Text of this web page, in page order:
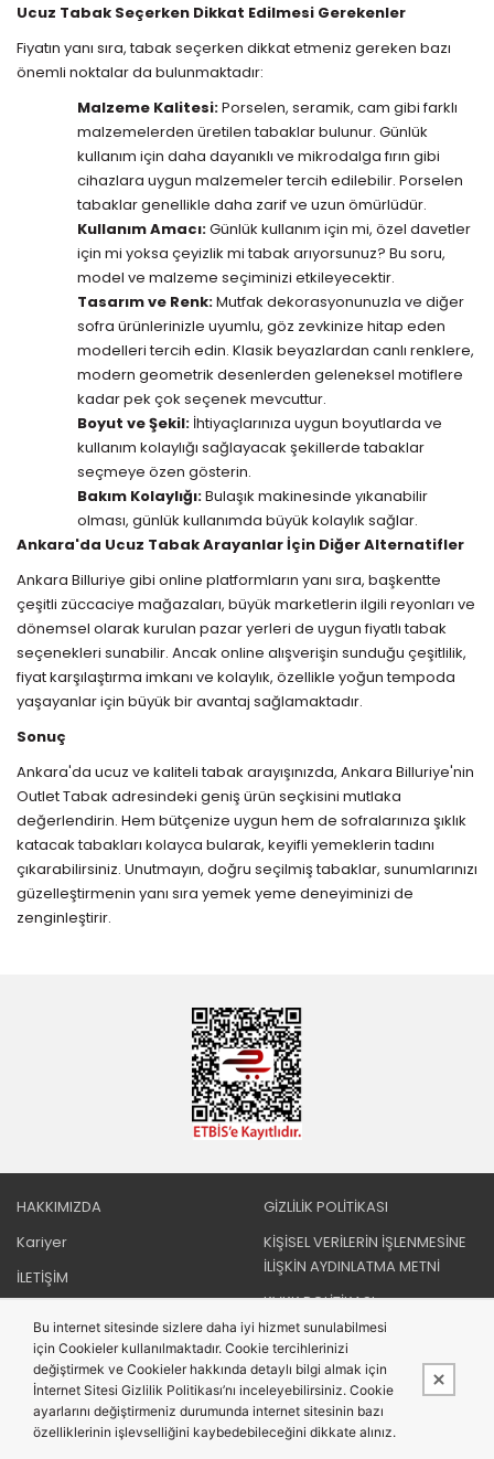
Ucuz Tabak Seçerken Dikkat Edilmesi Gerekenler
Fiyatın yanı sıra, tabak seçerken dikkat etmeniz gereken bazı
önemli noktalar da bulunmaktadır:
Malzeme Kalitesi:Porselen, seramik, cam gibi farklı
malzemelerden üretilen tabaklar bulunur. Günlük
kullanım için daha dayanıklı ve mikrodalga fırın gibi
cihazlara uygun malzemeler tercih edilebilir. Porselen
tabaklar genellikle daha zarif ve uzun ömürlüdür.
Kullanım Amacı:Günlük kullanım için mi, özel davetler
için mi yoksa çeyizlik mi tabak arıyorsunuz? Bu soru,
model ve malzeme seçiminizi etkileyecektir.
Tasarım ve Renk:Mutfak dekorasyonunuzla ve diğer
sofra ürünlerinizle uyumlu, göz zevkinize hitap eden
modelleri tercih edin. Klasik beyazlardan canlı renklere,
modern geometrik desenlerden geleneksel motiflere
kadar pek çok seçenek mevcuttur.
Boyut ve Şekil: İhtiyaçlarınıza uygun boyutlarda ve
kullanım kolaylığı sağlayacak şekillerde tabaklar
seçmeye özen gösterin.
Bakım Kolaylığı:Bulaşık makinesinde yıkanabilir
olması, günlük kullanımda büyük kolaylık sağlar.
Ankara'da Ucuz Tabak Arayanlar İçin Diğer Alternatifler
Ankara Billuriye gibi online platformların yanı sıra, başkentte
çeşitli züccaciye mağazaları, büyük marketlerin ilgili reyonları ve
dönemsel olarak kurulan pazar yerleri de uygun fiyatlı tabak
seçenekleri sunabilir. Ancak online alışverişin sunduğu çeşitlilik,
fiyat karşılaştırma imkanı ve kolaylık, özellikle yoğun tempoda
yaşayanlar için büyük bir avantaj sağlamaktadır.
Sonuç
Ankara'da ucuz ve kaliteli tabak arayışınızda, Ankara Billuriye'nin
Outlet Tabak adresindeki geniş ürün seçkisini mutlaka
değerlendirin. Hem bütçenize uygun hem de sofralarınıza şıklık
katacak tabakları kolayca bularak, keyifli yemeklerin tadını
çıkarabilirsiniz. Unutmayın, doğru seçilmiş tabaklar, sunumlarınızı
güzelleştirmenin yanı sıra yemek yeme deneyiminizi de
zenginleştirir.
HAKKIMIZDA
Kariyer
İLETİŞİM
ELEKTRONİK İLETİ İZNİ
GİZLİLİK POLİTİKASI
KİŞİSEL VERİLERİN İŞLENMESİNE
İLİŞKİN AYDINLATMA METNİ
KVKK POLİTİKASI
MESAFELİ SATIŞ SÖZLEŞMESİ VE
İADE İPTAL KOŞULLARI
Blog
Bu internet sitesinde sizlere daha iyi hizmet sunulabilmesi
için Cookieler kullanılmaktadır. Cookie tercihlerinizi
değiştirmek ve Cookieler hakkında detaylı bilgi almak için
İnternet Sitesi Gizlilik Politikası’nı inceleyebilirsiniz. Cookie
ayarlarını değiştirmeniz durumunda internet sitesinin bazı
özelliklerinin işlevselliğini kaybedebileceğini dikkate alınız.